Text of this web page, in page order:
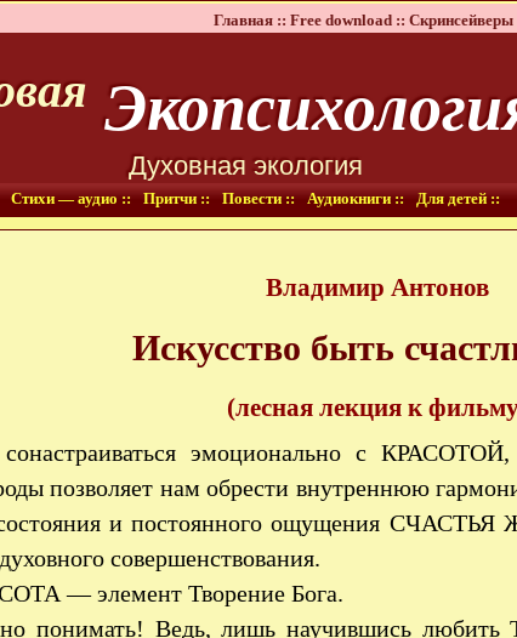
Главная :: Free download :: Скринсейверы
Духовная экология
Стихи — аудио :: Притчи :: Повести :: Аудиокниги :: Для детей ::
Владимир Антонов
Искусство быть
(лесная лекция к
сонастраиваться эмоционально с
позволяет нам обрести внутреннюю
состояния и постоянного ощущения
совершенствования.
— элемент Творение Бога.
понимать! Ведь, лишь научившись любить